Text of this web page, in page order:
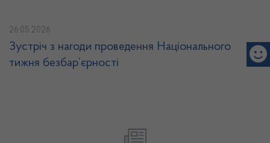
26.05.2026
Зустріч з нагоди проведення Національного
тижня безбар’єрності